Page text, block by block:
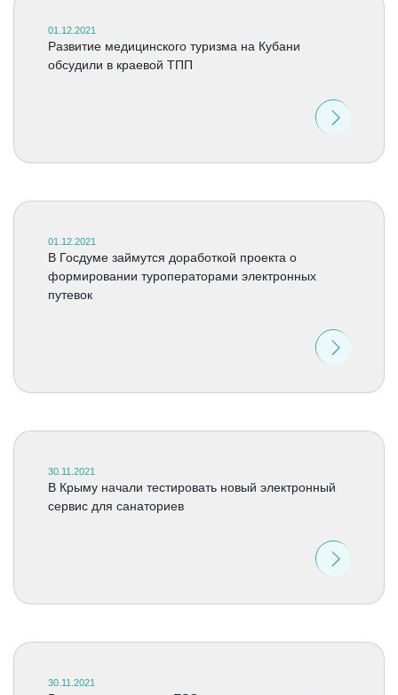
01.12.2021
Развитие медицинского туризма на Кубани
обсудили в краевой ТПП
01.12.2021
В Госдуме займутся доработкой проекта о
формировании туроператорами электронных
путевок
30.11.2021
В Крыму начали тестировать новый электронный
сервис для санаториев
30.11.2021